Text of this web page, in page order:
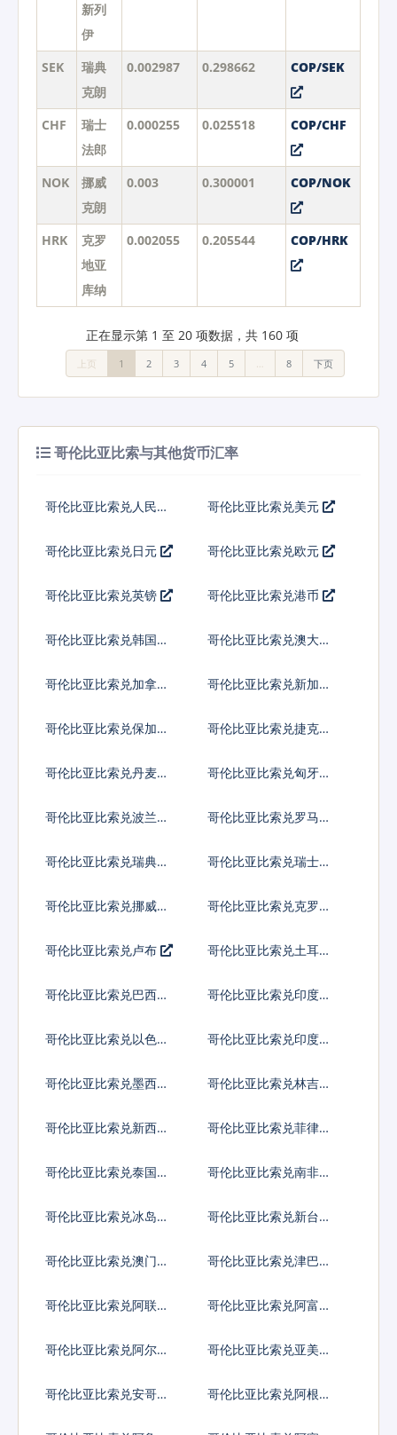
新列
伊
SEK
瑞典
克朗
0.002987 0.298662 COP/SEK
CHF
瑞士
法郎
0.000255 0.025518 COP/CHF
NOK
挪威
克朗
0.003 0.300001 COP/NOK
HRK
克罗
地亚
库纳
0.002055 0.205544 COP/HRK
正在显示第 1 至 20 项数据，共 160 项
上页 1 2 3 4 5 … 8 下页
哥伦比亚比索与其他货币汇率
哥伦比亚比索兑人民币 哥伦比亚比索兑美元
哥伦比亚比索兑日元 哥伦比亚比索兑欧元
哥伦比亚比索兑英镑 哥伦比亚比索兑港币
哥伦比亚比索兑韩国元
哥伦比亚比索兑澳大利
哥伦比亚比索兑加拿大
哥伦比亚比索兑新加坡
哥伦比亚比索兑保加利
哥伦比亚比索兑捷克货
哥伦比亚比索兑丹麦克
哥伦比亚比索兑匈牙利
哥伦比亚比索兑波兰兹
哥伦比亚比索兑罗马尼
哥伦比亚比索兑瑞典克
哥伦比亚比索兑瑞士法
哥伦比亚比索兑挪威克
哥伦比亚比索兑克罗地
哥伦比亚比索兑卢布
哥伦比亚比索兑土耳其
哥伦比亚比索兑巴西雷
哥伦比亚比索兑印度尼
哥伦比亚比索兑以色列
哥伦比亚比索兑印度卢
哥伦比亚比索兑墨西哥
哥伦比亚比索兑林吉特
哥伦比亚比索兑新西兰
哥伦比亚比索兑菲律宾
哥伦比亚比索兑泰国铢
哥伦比亚比索兑南非兰
哥伦比亚比索兑冰岛克
哥伦比亚比索兑新台币
哥伦比亚比索兑澳门元
哥伦比亚比索兑津巴布
哥伦比亚比索兑阿联酋
哥伦比亚比索兑阿富汗
哥伦比亚比索兑阿尔巴
哥伦比亚比索兑亚美尼
哥伦比亚比索兑安哥拉
哥伦比亚比索兑阿根廷